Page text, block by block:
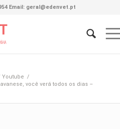
Email: geral@edenvet.pt
Youtube /
você verá todos os dias –